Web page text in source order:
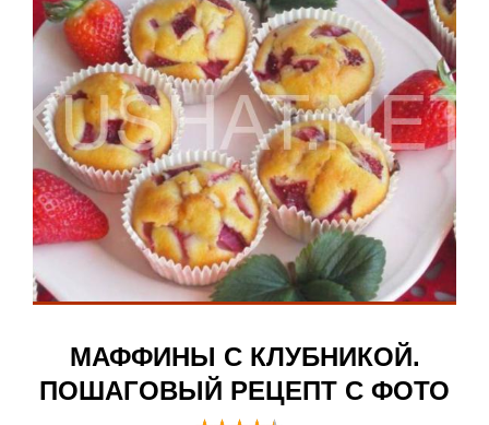
МАФФИНЫ С КЛУБНИКОЙ.
ПОШАГОВЫЙ РЕЦЕПТ С ФОТО